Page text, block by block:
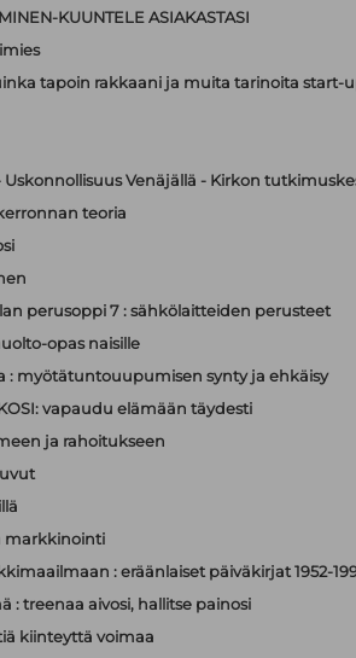
KUUNTELE ASIAKASTASI
tapoin rakkaani ja muita tarinoita start-
Venäjällä - Kirkon
teoria
perusoppi 7 : sähkölaitteiden perusteet
opas naisille
: myötätuntouupumisen synty ja ehkäisy
vapaudu elämään täydesti
ja rahoitukseen
markkinointi
: eräänlaiset päiväkirjat 1952-
: treenaa aivosi, hallitse painosi
kiinteyttä voimaa